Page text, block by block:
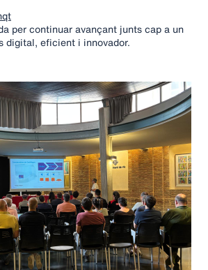
per continuar avançant junts cap a un
digital, eficient i innovador.